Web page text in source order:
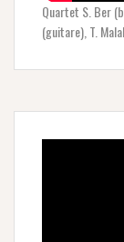
Quartet S. Ber
(guitare), T.